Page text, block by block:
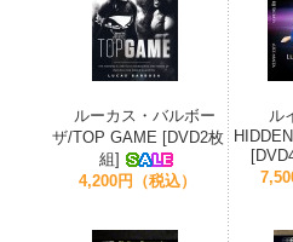
ルーカス・バルボー
ザ/TOP GAME [DVD2枚
組]
4,200円（税込）
ル